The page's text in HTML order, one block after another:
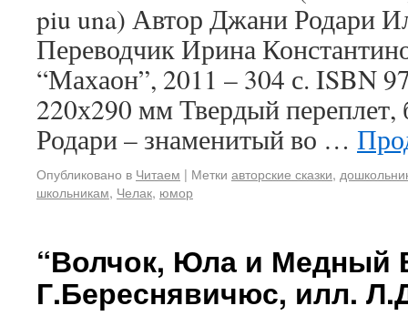
piu una) Автор Джани Родари
Переводчик Ирина
“Махаон”, 2011 – 304 с. ISBN
220х290 мм Твердый
Родари – знаменитый во …
Опубликовано в Читаем | Метки авторские сказки,
школьникам, Челак, юмор
“Волчок, Юла и Медный
Г.Береснявичюс, илл.